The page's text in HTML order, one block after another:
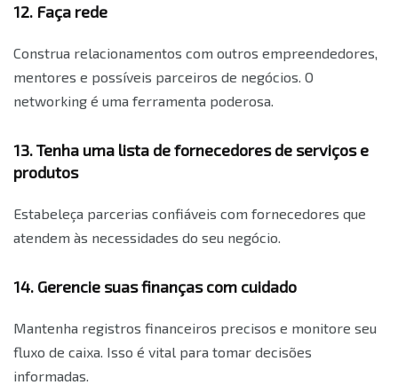
12. Faça rede
Construa relacionamentos com outros empreendedores,
mentores e possíveis parceiros de negócios. O
networking é uma ferramenta poderosa.
13. Tenha uma lista de fornecedores de serviços e
produtos
Estabeleça parcerias confiáveis ​​com fornecedores que
atendem às necessidades do seu negócio.
14. Gerencie suas finanças com cuidado
Mantenha registros financeiros precisos e monitore seu
fluxo de caixa. Isso é vital para tomar decisões
informadas.